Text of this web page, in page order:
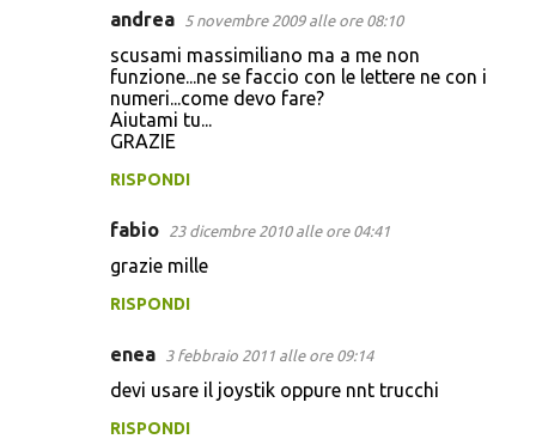
andrea 5 novembre 2009 alle ore 08:10
scusami massimiliano ma a me non
funzione...ne se faccio con le lettere ne con i
numeri...come devo fare?
Aiutami tu...
GRAZIE
RISPONDI
fabio 23 dicembre 2010 alle ore 04:41
grazie mille
RISPONDI
enea 3 febbraio 2011 alle ore 09:14
devi usare il joystik oppure nnt trucchi
RISPONDI